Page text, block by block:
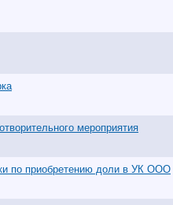
мероприятия
по приобретению доли в УК ООО